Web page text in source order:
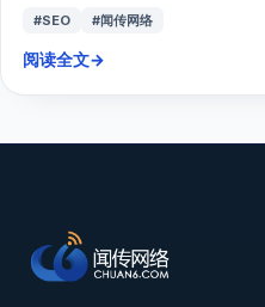
#SEO #闻传网络
阅读全文→